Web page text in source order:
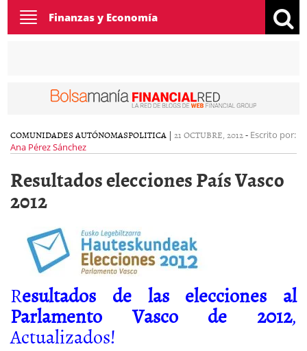
Toggle
navigation
Finanzas y Economía
COMUNIDADES AUTÓNOMASPOLITICA | 21 OCTUBRE, 2012- Escrito por:
Ana Pérez Sánchez
Resultados elecciones País Vasco
2012
Resultados de las elecciones al
Parlamento Vasco de 2012,
Actualizados!